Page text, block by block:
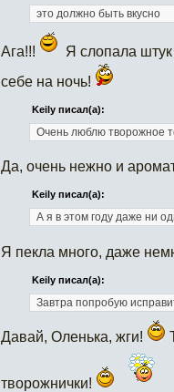
это должно быть вкусно
Ага!!!
Я слопала
себе на ночь!
Keily писал(а):
Очень люблю творожное
Да, очень нежно и
Keily писал(а):
А я в этом году даже ни
Я пекла много, даже
Keily писал(а):
Завтра попробую
Давай, Оленька, жги!
творожнички!